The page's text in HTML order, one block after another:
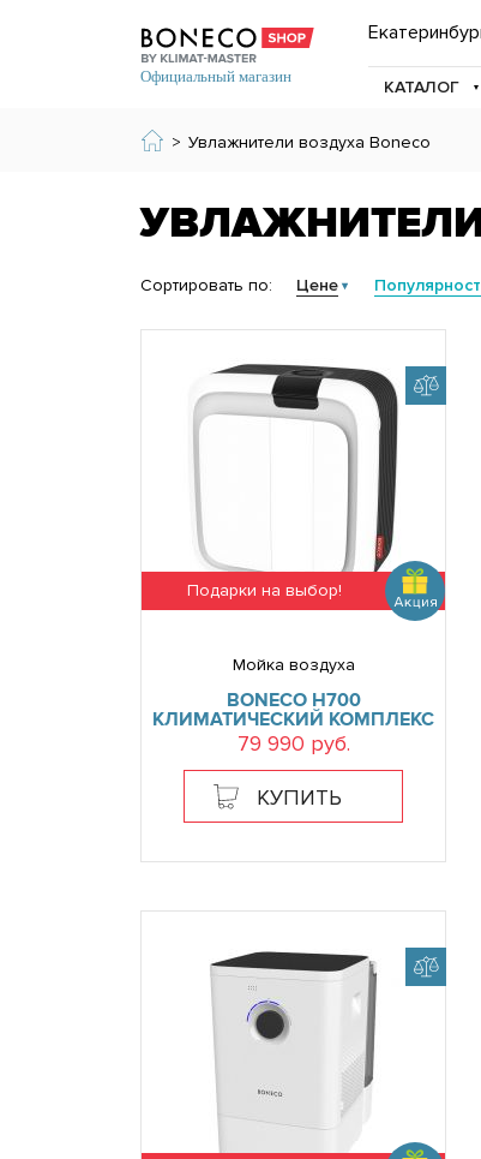
КАТАЛОГ
> Увлажнители воздуха Boneco
УВЛАЖНИТЕЛИ
Сортировать по: Цене
Подарки на выбор!
Мойка воздуха
BONECO H700
КЛИМАТИЧЕСКИЙ КОМПЛЕКС
79 990 руб.
КУПИТЬ